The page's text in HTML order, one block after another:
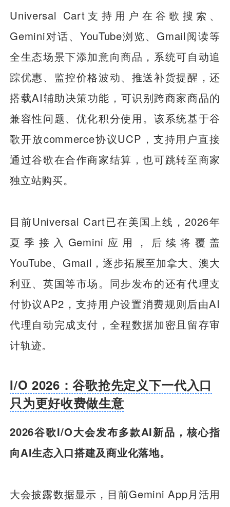
Universal Cart支持用户在谷歌搜索、
Gemini对话、YouTube浏览、Gmail阅读等
全生态场景下添加意向商品，系统可自动追
踪优惠、监控价格波动、推送补货提醒，还
搭载AI辅助决策功能，可识别跨商家商品的
兼容性问题、优化积分使用。该系统基于谷
歌开放commerce协议UCP，支持用户直接
通过谷歌在合作商家结算，也可跳转至商家
独立站购买。
目前Universal Cart已在美国上线，2026年
夏季接入Gemini应用，后续将覆盖
YouTube、Gmail，逐步拓展至加拿大、澳大
利亚、英国等市场。同步发布的还有代理支
付协议AP2，支持用户设置消费规则后由AI
代理自动完成支付，全程数据加密且留存审
计轨迹。
I/O 2026：谷歌抢先定义下一代入口
只为更好收费做生意
2026谷歌I/O大会发布多款AI新品，核心指
向AI生态入口搭建及商业化落地。
大会披露数据显示，目前Gemini App月活用